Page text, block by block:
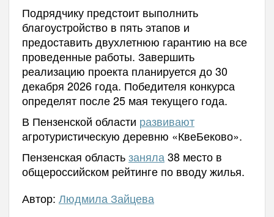
Подрядчику предстоит выполнить
благоустройство в пять этапов и
предоставить двухлетнюю гарантию на все
проведенные работы. Завершить
реализацию проекта планируется до 30
декабря 2026 года. Победителя конкурса
определят после 25 мая текущего года.
В Пензенской области развивают
агротуристическую деревню «КвеБеково».
Пензенская областьзаняла 38 место в
общероссийском рейтинге по вводу жилья.
Автор: Людмила Зайцева